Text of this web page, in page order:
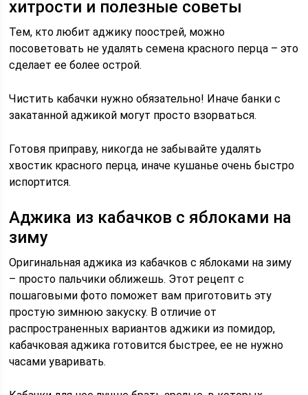
хитрости и полезные советы
Тем, кто любит аджику поострей, можно
посоветовать не удалять семена красного перца – это
сделает ее более острой.
Чистить кабачки нужно обязательно! Иначе банки с
закатанной аджикой могут просто взорваться.
Готовя приправу, никогда не забывайте удалять
хвостик красного перца, иначе кушанье очень быстро
испортится.
Аджика из кабачков с яблоками на
зиму
Оригинальная аджика из кабачков с яблоками на зиму
– просто пальчики оближешь. Этот рецепт с
пошаговыми фото поможет вам приготовить эту
простую зимнюю закуску. В отличие от
распространенных вариантов аджики из помидор,
кабачковая аджика готовится быстрее, ее не нужно
часами уваривать.